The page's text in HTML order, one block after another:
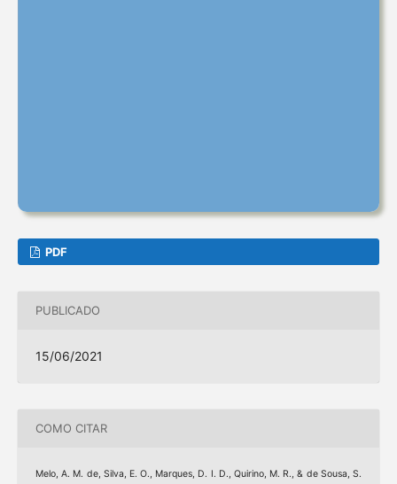
PDF
PUBLICADO
15/06/2021
COMO CITAR
Melo, A. M. de, Silva, E. O., Marques, D. I. D., Quirino, M. R., & de Sousa, S.